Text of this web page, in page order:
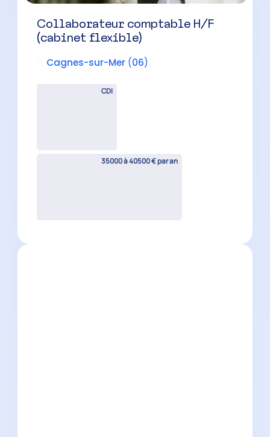
Collaborateur comptable H/F
(cabinet flexible)
Cagnes-sur-Mer (06)
35000 à 40500 € par an